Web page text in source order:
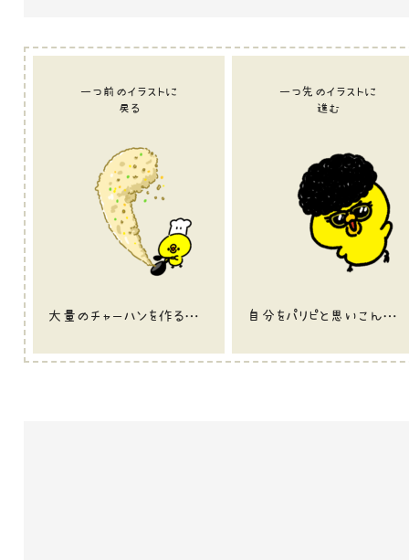
一つ前のイラストに
戻る
大量のチャーハンを作るひよこのイラスト
一つ先のイラストに
進む
自分をパリピと思いこんでいるひよこ